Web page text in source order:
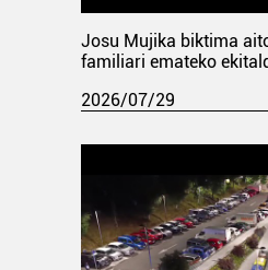
Josu Mujika biktima
familiari emateko
2026/07/29